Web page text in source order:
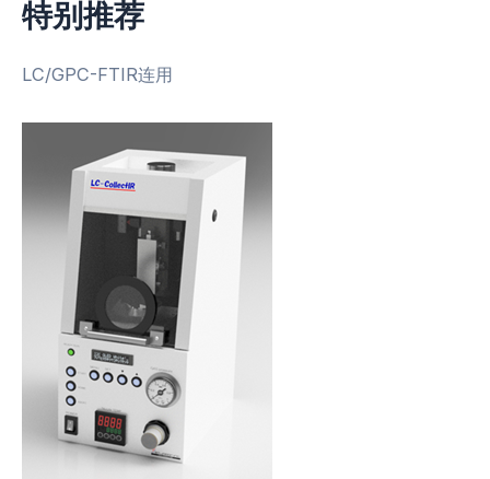
特别推荐
LC/GPC-FTIR连用